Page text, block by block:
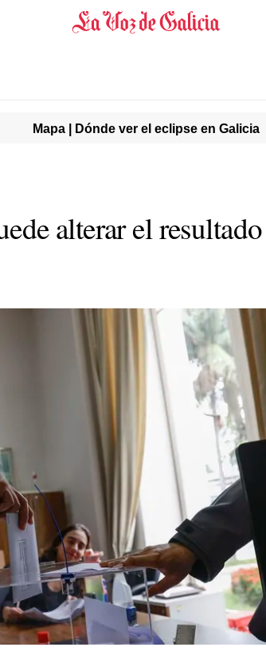
Mapa | Dónde ver el eclipse en Galicia
alterar el resultado